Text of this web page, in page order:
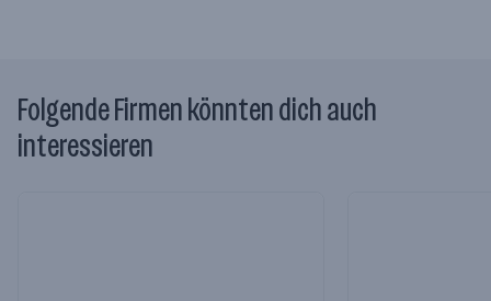
Folgende Firmen könnten dich auch
interessieren